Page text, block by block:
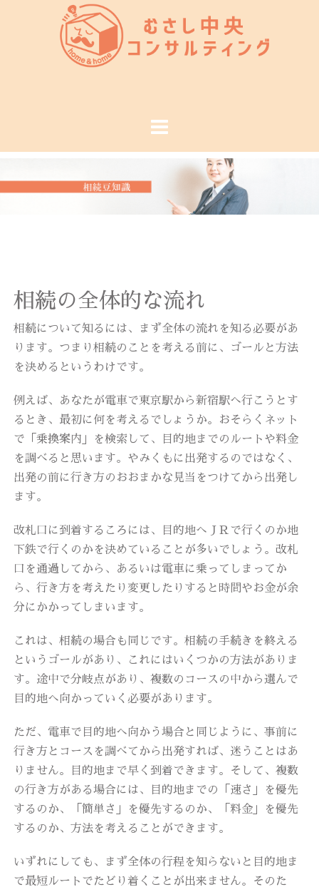
プ
相続の全体的な流れ
相続について知るには、まず全体の流れを知る必要があ
ります。つまり相続のことを考える前に、ゴールと方法
を決めるというわけです。
例えば、あなたが電車で東京駅から新宿駅へ行こうとす
るとき、最初に何を考えるでしょうか。おそらくネット
で「乗換案内」を検索して、目的地までのルートや料金
を調べると思います。やみくもに出発するのではなく、
出発の前に行き方のおおまかな見当をつけてから出発し
ます。
改札口に到着するころには、目的地へＪＲで行くのか地
下鉄で行くのかを決めていることが多いでしょう。改札
口を通過してから、あるいは電車に乗ってしまってか
ら、行き方を考えたり変更したりすると時間やお金が余
分にかかってしまいます。
これは、相続の場合も同じです。相続の手続きを終える
というゴールがあり、これにはいくつかの方法がありま
す。途中で分岐点があり、複数のコースの中から選んで
目的地へ向かっていく必要があります。
ただ、電車で目的地へ向かう場合と同じように、事前に
行き方とコースを調べてから出発すれば、迷うことはあ
りません。目的地まで早く到着できます。そして、複数
の行き方がある場合には、目的地までの「速さ」を優先
するのか、「簡単さ」を優先するのか、「料金」を優先
するのか、方法を考えることができます。
いずれにしても、まず全体の行程を知らないと目的地ま
で最短ルートでたどり着くことが出来ません。そのた